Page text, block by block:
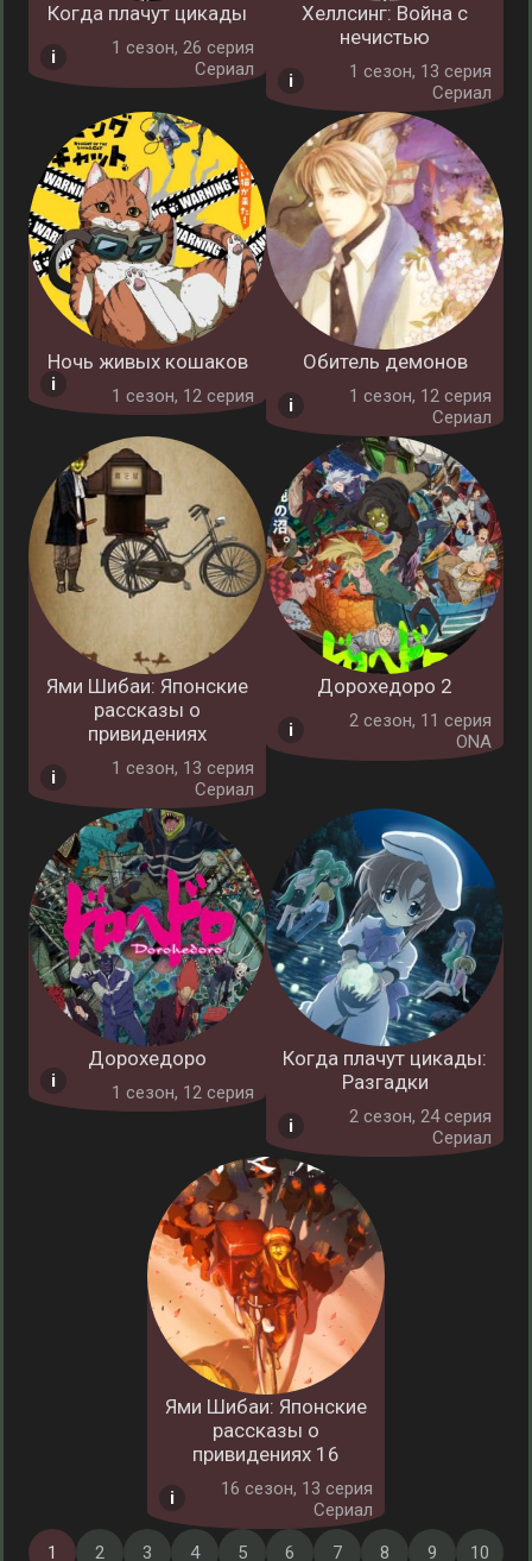
Когда плачут цикады
1 cезон, 26 серия
Сериал
Хеллсинг: Война с
нечистью
1 cезон, 13 серия
Сериал
Ночь живых кошаков
1 cезон, 12 серия
Обитель демонов
1 cезон, 12 серия
Сериал
Ями Шибаи: Японские
рассказы о
привидениях
1 cезон, 13 серия
Сериал
Дорохедоро 2
2 cезон, 11 серия
ONA
Дорохедоро
1 cезон, 12 серия
Когда плачут цикады:
Разгадки
2 cезон, 24 серия
Сериал
Ями Шибаи: Японские
рассказы о
привидениях 16
16 cезон, 13 серия
Сериал
1
2 3 4 5 6 7 8 9 10